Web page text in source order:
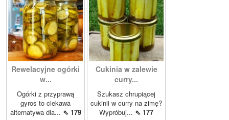
Rewelacyjne ogórki
w...
Ogórki z przyprawą
gyros to ciekawa
alternatywa dla... ⇖ 179
Cukinia w zalewie
curry...
Szukasz chrupiącej
cukinii w curry na zimę?
Wypróbuj... ⇖ 177